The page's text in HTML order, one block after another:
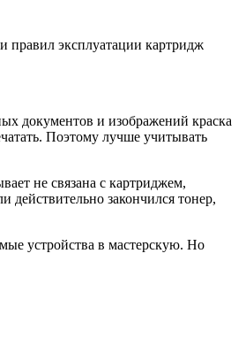
правил эксплуатации картридж
документов и изображений краска
Поэтому лучше учитывать
не связана с картриджем,
закончился тонер,
устройства в мастерскую. Но